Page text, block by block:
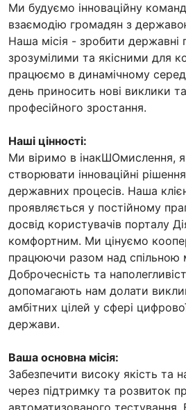
Ми будуємо інноваційну
взаємодію громадян з
Наша місія - зробити державні
зрозумілими та якісними для
працюємо в динамічному
день приносить нові виклики
професійного зростання.
Наші цінності:
Ми віримо в інакШОмислення,
створювати інноваційні
державних процесів. Наша
проявляється у постійному
досвід користувачів порталу
комфортним. Ми цінуємо
працюючи разом над спільною
Доброчесність та
допомагають нам долати
амбітних цілей у сфері
держави.
Ваша основна місія:
Забезпечити високу якість та
через підтримку та розвиток